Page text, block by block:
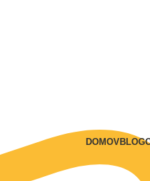
DOMOVBLOG